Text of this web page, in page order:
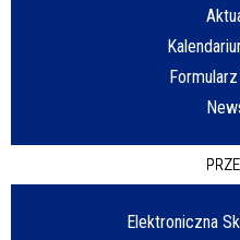
Elektroniczna